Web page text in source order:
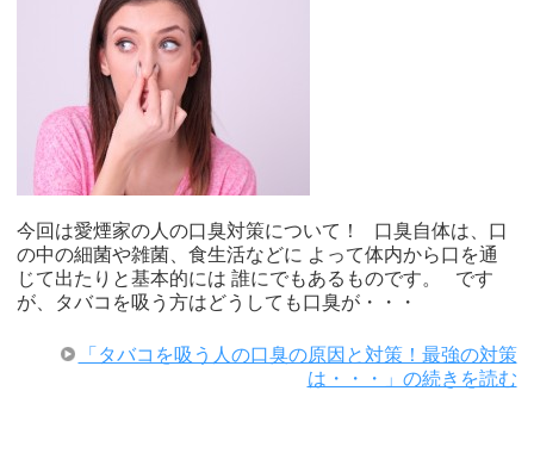
今回は愛煙家の人の口臭対策について！ 口臭自体は、口
の中の細菌や雑菌、食生活などに よって体内から口を通
じて出たりと基本的には 誰にでもあるものです。 です
が、タバコを吸う方はどうしても口臭が・・・
「タバコを吸う人の口臭の原因と対策！最強の対策
は・・・」の続きを読む